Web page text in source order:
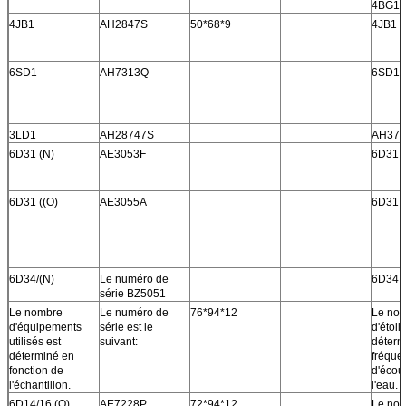
4BG1
4JB1
AH2847S 50*68*9 4JB1
6SD1 AH7313Q 6SD1
3LD1 AH28747S
6D31 (N)
AE3053F 6D31
6D31 ((O) AE3055A 6D31
6D34/(N)
Le numéro de
série BZ5051
6D34
Le nombre
d'équipements
utilisés est
déterminé en
fonction de
l'échantillon.
Le numéro de
série est le
suivant:
76*94*12
Le
l'eau.